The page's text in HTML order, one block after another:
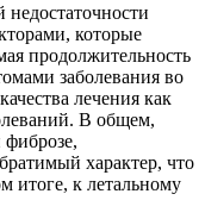
которые
продолжительность
заболевания во
лечения как
В общем,
характер, что
итоге, к летальному